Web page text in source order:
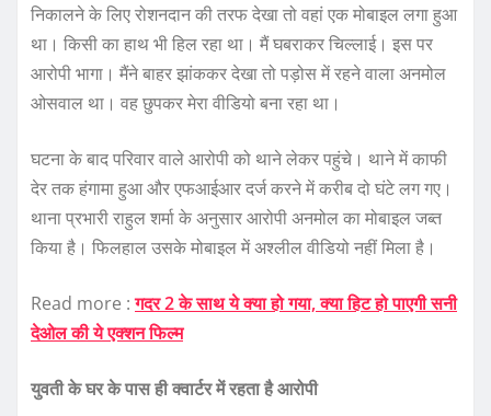
निकालने के लिए रोशनदान की तरफ देखा तो वहां एक मोबाइल लगा हुआ
था। किसी का हाथ भी हिल रहा था। मैं घबराकर चिल्लाई। इस पर
आरोपी भागा। मैंने बाहर झांककर देखा तो पड़ोस में रहने वाला अनमोल
ओसवाल था। वह छुपकर मेरा वीडियो बना रहा था।
घटना के बाद परिवार वाले आरोपी को थाने लेकर पहुंचे। थाने में काफी
देर तक हंगामा हुआ और एफआईआर दर्ज करने में करीब दो घंटे लग गए।
थाना प्रभारी राहुल शर्मा के अनुसार आरोपी अनमोल का मोबाइल जब्त
किया है। फिलहाल उसके मोबाइल में अश्लील वीडियो नहीं मिला है।
Read more :गदर 2 के साथ ये क्या हो गया, क्या हिट हो पाएगी सनी
देओल की ये एक्शन फिल्म
युवती के घर के पास ही क्वार्टर में रहता है आरोपी